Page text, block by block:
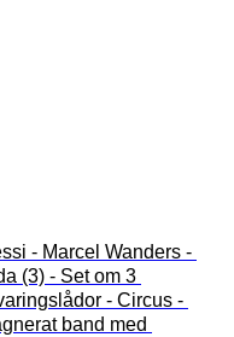
- Marcel Wanders -
(3) - Set om 3
- Circus -
band med